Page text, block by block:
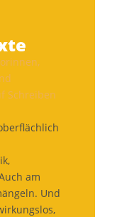
am
Und